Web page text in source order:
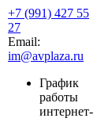
+7 (991) 427 55
27
Email:
im@avplaza.ru
График
работы
интернет-